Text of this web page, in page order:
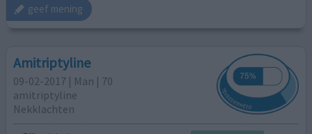
geef mening
Amitriptyline
09-02-2017 | Man | 70
amitriptyline
Nekklachten